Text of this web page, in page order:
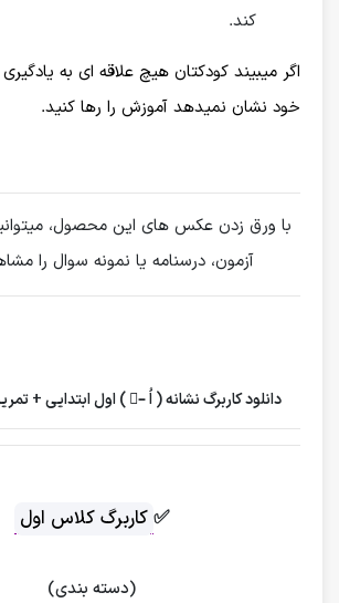
کند.
اگر میبیند کودکتان هیچ علاقه ای به یادگیری
خود نشان نمیدهد آموزش را رها کنید.
با ورق زدن عکس های این محصول،
آزمون، درسنامه یا نمونه سوال را
دانلود کاربرگ نشانه ( اُ –ُ ) اول ابتدایی +
✅کاربرگ کلاس اول
(دسته بندی)